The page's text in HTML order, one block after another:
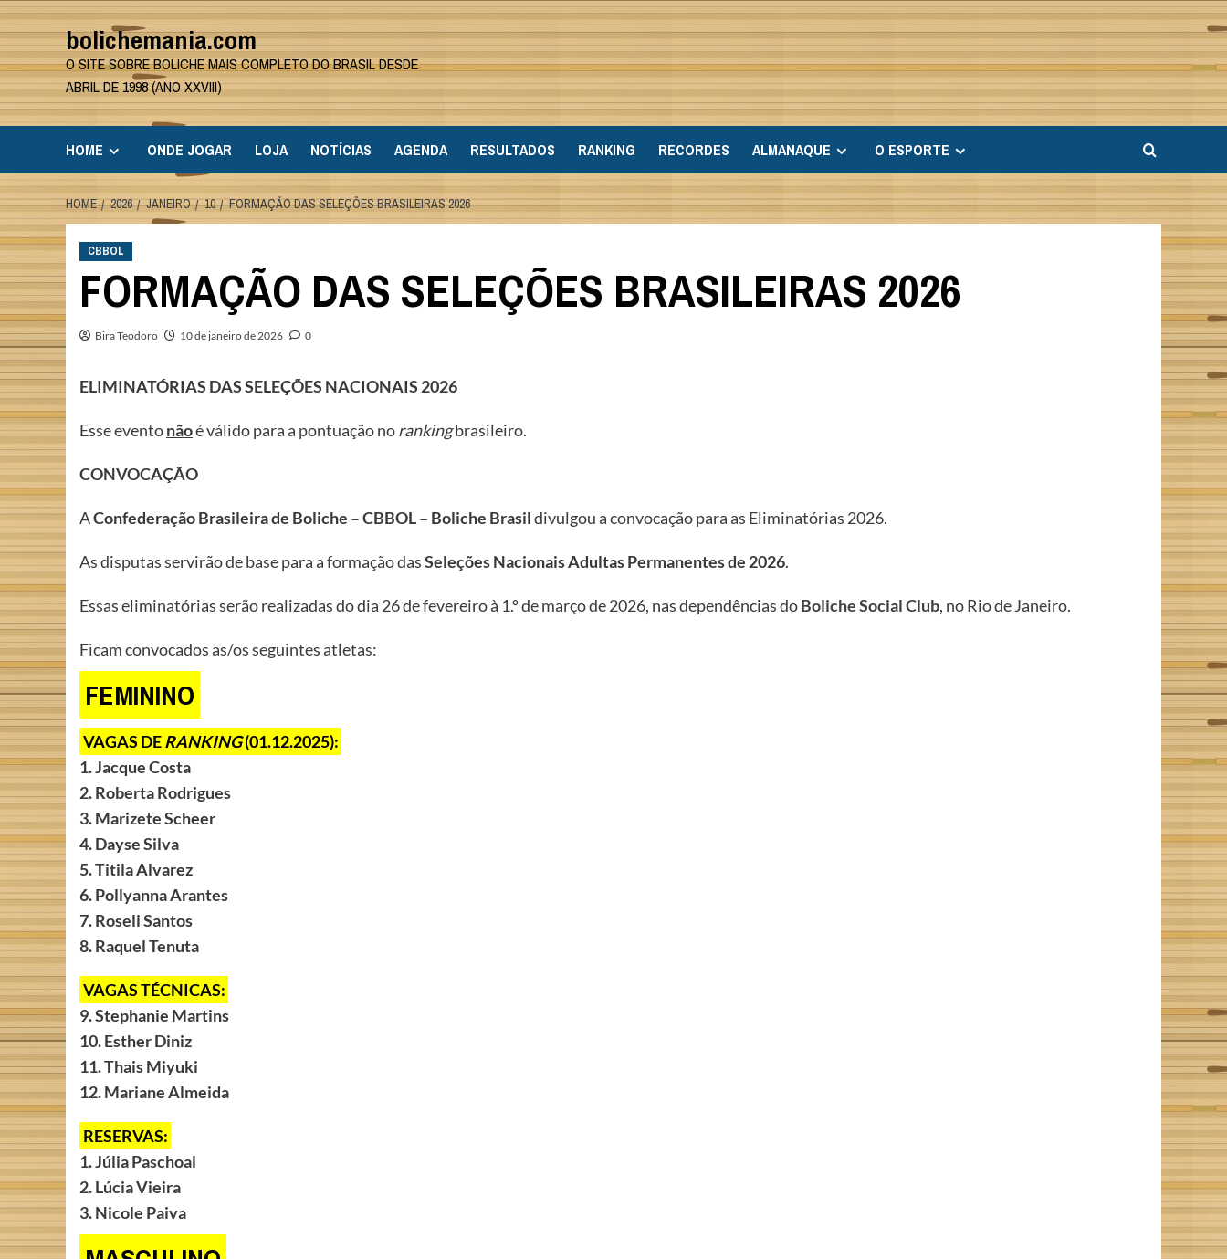
Skip
to
content
bolichemania.com
O SITE SOBRE BOLICHE MAIS COMPLETO DO BRASIL DESDE
ABRIL DE 1998 (ANO XXVIII)
HOME ONDE JOGAR LOJA NOTÍCIAS AGENDA RESULTADOS RANKING RECORDES ALMANAQUE O ESPORTE
HOME 2026 JANEIRO 10 FORMAÇÃO DAS SELEÇÕES BRASILEIRAS 2026
CBBOL
FORMAÇÃO DAS SELEÇÕES BRASILEIRAS 2026
Bira Teodoro 10 de janeiro de 2026 0
ELIMINATÓRIAS DAS SELEÇÕES NACIONAIS 2026
Esse eventonãoé válido para a pontuação norankingbrasileiro.
CONVOCAÇÃO
AConfederação Brasileira de Boliche – CBBOL – Boliche Brasildivulgou a convocação para as Eliminatórias 2026.
As disputas servirão de base para a formação dasSeleções Nacionais Adultas Permanentes de 2026.
Essas eliminatórias serão realizadas do dia 26 de fevereiro à 1.º de março de 2026, nas dependências doBoliche Social Club, no Rio de Janeiro.
Ficam convocados as/os seguintes atletas:
FEMININO
VAGAS DERANKING(01.12.2025):
1. Jacque Costa
2. Roberta Rodrigues
3. Marizete Scheer
4. Dayse Silva
5. Titila Alvarez
6. Pollyanna Arantes
7. Roseli Santos
8. Raquel Tenuta
VAGAS TÉCNICAS:
9. Stephanie Martins
10. Esther Diniz
11. Thais Miyuki
12. Mariane Almeida
RESERVAS:
1. Júlia Paschoal
2. Lúcia Vieira
3. Nicole Paiva